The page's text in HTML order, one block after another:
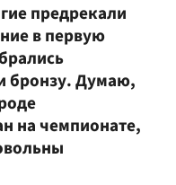
предрекали
в первую
бронзу. Думаю,
на чемпионате,